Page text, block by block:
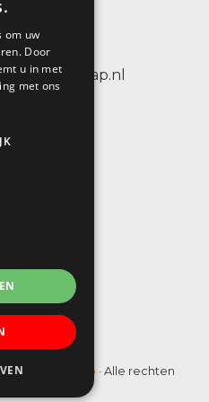
6884656
De Wenteltrap · Alle rechten
om uw
Door
u in met
met ons